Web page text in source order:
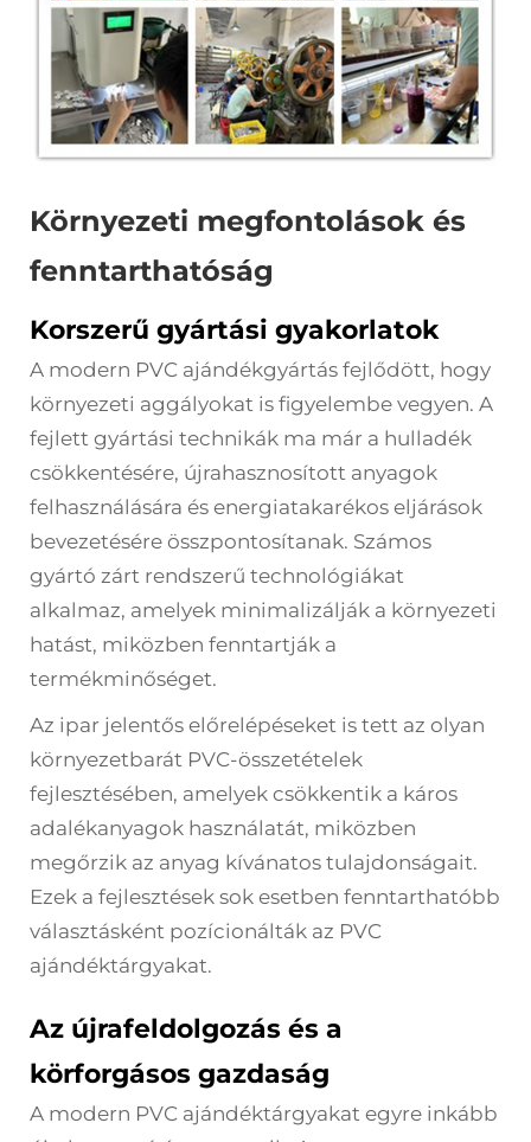
Környezeti megfontolások és
fenntarthatóság
Korszerű gyártási gyakorlatok
A modern PVC ajándékgyártás fejlődött, hogy
környezeti aggályokat is figyelembe vegyen. A
fejlett gyártási technikák ma már a hulladék
csökkentésére, újrahasznosított anyagok
felhasználására és energiatakarékos eljárások
bevezetésére összpontosítanak. Számos
gyártó zárt rendszerű technológiákat
alkalmaz, amelyek minimalizálják a környezeti
hatást, miközben fenntartják a
termékminőséget.
Az ipar jelentős előrelépéseket is tett az olyan
környezetbarát PVC-összetételek
fejlesztésében, amelyek csökkentik a káros
adalékanyagok használatát, miközben
megőrzik az anyag kívánatos tulajdonságait.
Ezek a fejlesztések sok esetben fenntarthatóbb
választásként pozícionálták az PVC
ajándéktárgyakat.
Az újrafeldolgozás és a
körforgásos gazdaság
A modern PVC ajándéktárgyakat egyre inkább